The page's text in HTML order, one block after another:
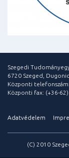
Szegedi
6720 Szeged,
Központi
Központi fax: (+36-62)
Adatvédelem
(C) 2010